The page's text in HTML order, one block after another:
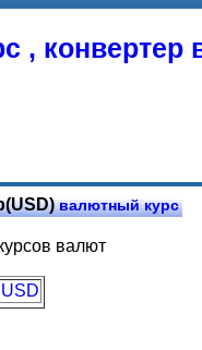
, конвертер
валютный курс
валют
USD